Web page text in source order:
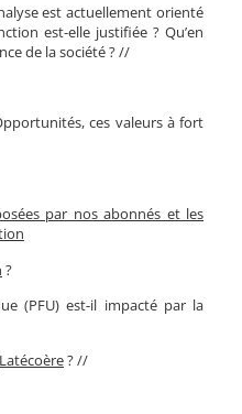
est actuellement orienté
est-elle justifiée ? Qu’en
de la société ? //
ces valeurs à fort
par nos abonnés et les
?
(PFU) est-il impacté par la
Latécoère? //